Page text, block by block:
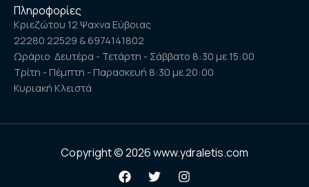
Πληροφορίες
Κριεζώτου 12 Ψαχνα Εύβοιας
22280 22529 & 6974141802
Ωράριο Δευτέρα - Τετάρτη - Σάββατο 8:30 με 15:00
Τρίτη - Πέμπτη - Παρασκευή 8:30 με 20:00
Κυριακή Κλειστά
Copyright © 2026 www.ydraletis.com